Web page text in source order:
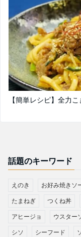
【簡単レシピ】全力
話題のキーワード
えのき お好み焼きソ
たまねぎ つくね丼
アヒージョ ウスター
シソ シーフード